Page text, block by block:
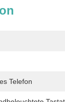
Telefon